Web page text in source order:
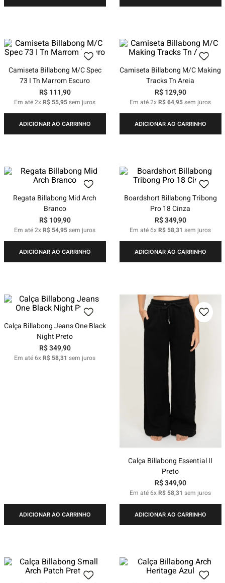
Camiseta Billabong M/C Spec
73 I Tn Marrom Escuro
R$ 111,90
Em até2xR$ 55,95sem juros
ADICIONAR AO CARRINHO
Camiseta Billabong M/C Making
Tracks Tn Areia
R$ 129,90
Em até2xR$64,95sem juros
ADICIONAR AO CARRINHO
Regata Billabong Mid Arch
Branco
R$ 109,90
Em até2xR$ 54,95sem juros
ADICIONAR AO CARRINHO
Boardshort Billabong Tribong
Pro 18 Cinza
R$349,90
Em até6xR$ 58,31 sem juros
ADICIONAR AO CARRINHO
Calça Billabong Jeans One Black
Night Preto
R$349,90
Em até6xR$ 58,31 sem juros
ADICIONAR AO CARRINHO
Calça Billabong Essential II
Preto
R$349,90
Em até6xR$ 58,31 sem juros
ADICIONAR AO CARRINHO